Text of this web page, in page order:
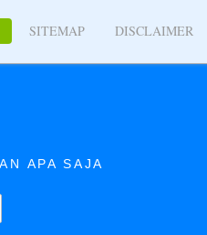
DISCLAIMER
SITEMAP
APA SAJA